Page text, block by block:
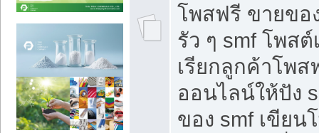
โพสฟรี ขายขอ
รัว ๆ smf โพส
เรียกลูกค้าโพส
ออนไลน์ให้ปัง
ของ smf เขียน